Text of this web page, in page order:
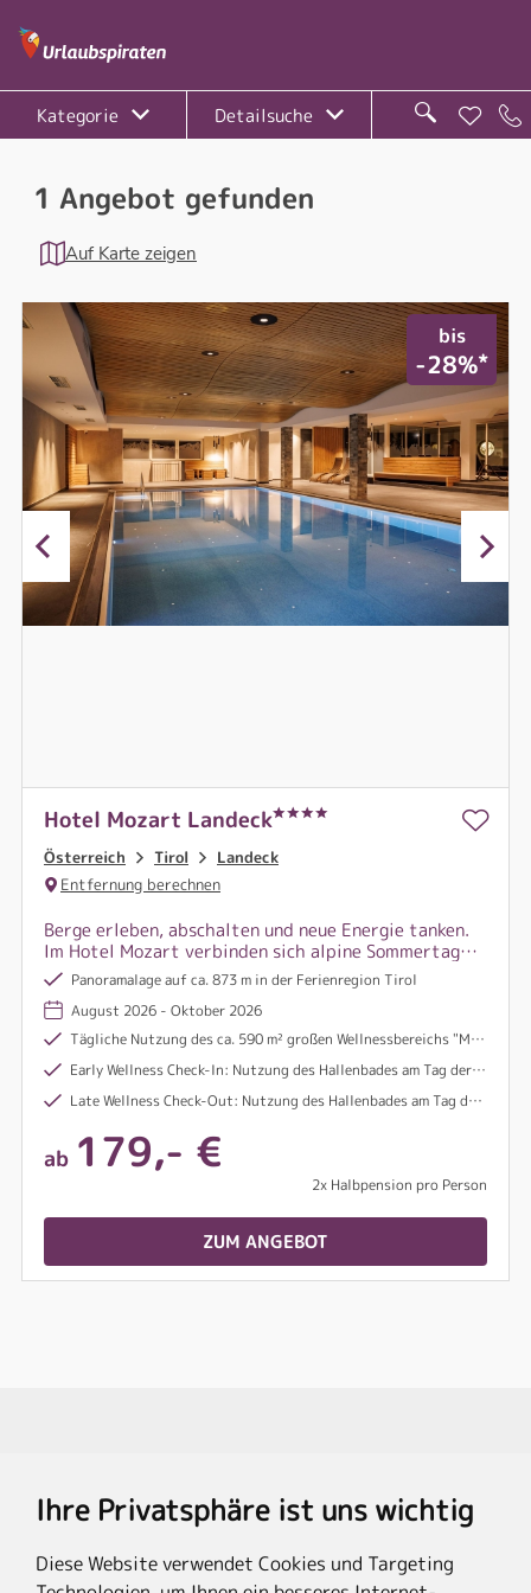
Ihre Privatsphäre ist uns wichtig
Diese Website verwendet Cookies und Targeting
Kategorie Detailsuche
1 Angebot gefunden
Auf Karte zeigen
bis
-28%*
Hotel Mozart Landeck
Österreich Tirol
Landeck
Entfernung berechnen
Berge erleben, abschalten und neue Energie tanken.
Im Hotel Mozart verbinden sich alpine Sommertage
rund um Landeck mit entspannten
Wellnessmomenten.
Panoramalage auf ca. 873 m in der Ferienregion Tirol
August 2026 - Oktober 2026
Tägliche Nutzung des ca. 590 m² großen Wellnessbereichs "Mozart Relax Zone" mit verschiedenen Saunen, Infrarotliegen, Innenpool, Ruheraum und Tee Lounge
Early Wellness Check-In: Nutzung des Hallenbades am Tag der Anreise ab 10:00 Uhr
Late Wellness Check-Out: Nutzung des Hallenbades am Tag der Abreise bis 17:00 Uhr
ab 179,- €
2x Halbpension pro Person
ZUM ANGEBOT
Rechtliches